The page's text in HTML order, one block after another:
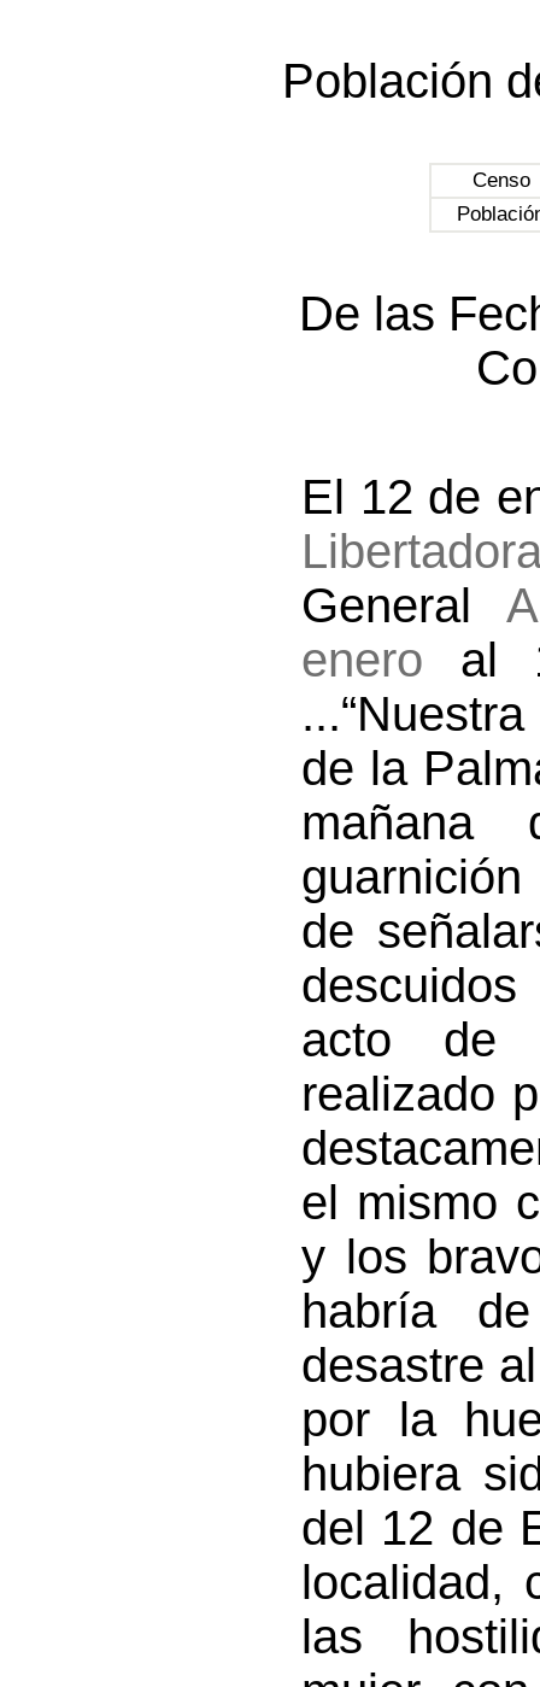
Población
Censo
De las
El 12 de
General
enero al
de la
de
acto de
realizado
el mismo
y los
habría
desastre
por la
hubiera
del 12 de
localidad,
las